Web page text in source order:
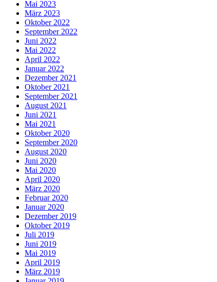
Mai 2023
März 2023
Oktober 2022
September 2022
Juni 2022
Mai 2022
April 2022
Januar 2022
Dezember 2021
Oktober 2021
September 2021
August 2021
Juni 2021
Mai 2021
Oktober 2020
September 2020
August 2020
Juni 2020
Mai 2020
April 2020
März 2020
Februar 2020
Januar 2020
Dezember 2019
Oktober 2019
Juli 2019
Juni 2019
Mai 2019
April 2019
März 2019